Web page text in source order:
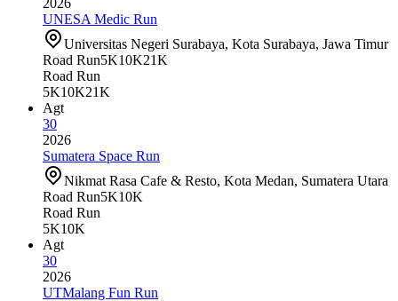
2026
UNESA Medic Run
Universitas Negeri Surabaya, Kota Surabaya, Jawa Timur
Road Run5K10K21K
Road Run
5K10K21K
Agt
30
2026
Sumatera Space Run
Nikmat Rasa Cafe & Resto, Kota Medan, Sumatera Utara
Road Run5K10K
Road Run
5K10K
Agt
30
2026
UTMalang Fun Run